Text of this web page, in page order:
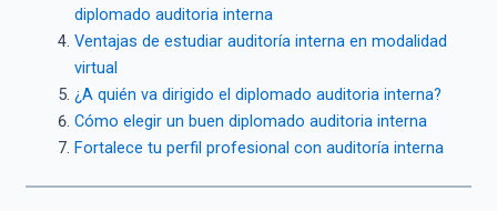
diplomado auditoria interna
Ventajas de estudiar auditoría interna en modalidad
virtual
¿A quién va dirigido el diplomado auditoria interna?
Cómo elegir un buen diplomado auditoria interna
Fortalece tu perfil profesional con auditoría interna